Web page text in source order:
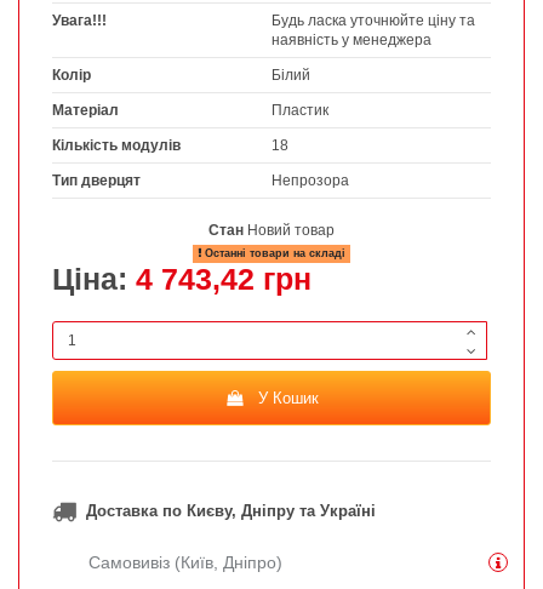
Увага!!!
Будь ласка уточнюйте ціну та
наявність у менеджера
Колір Білий
Матеріал Пластик
Кількість модулів 18
Тип дверцят Непрозора
Стан Новий товар
Останні товари на складі
Ціна: 4 743,42 грн
У Кошик
Доставка по Києву, Дніпру та Україні
Самовивіз (Київ, Дніпро)